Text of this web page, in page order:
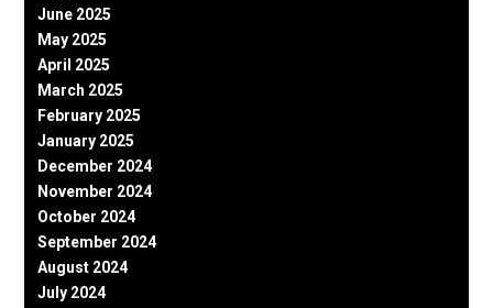
June 2025
May 2025
April 2025
March 2025
February 2025
January 2025
December 2024
November 2024
October 2024
September 2024
August 2024
July 2024